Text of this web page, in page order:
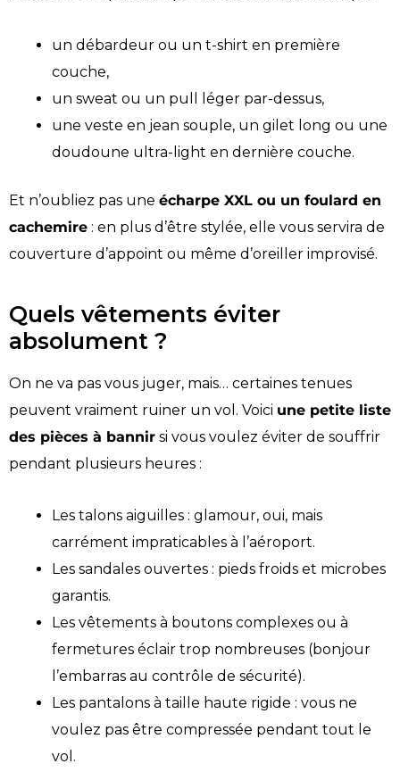
un débardeur ou un t-shirt en première
couche,
un sweat ou un pull léger par-dessus,
une veste en jean souple, un gilet long ou une
doudoune ultra-light en dernière couche.
Et n’oubliez pas une écharpe XXL ou un foulard en
cachemire : en plus d’être stylée, elle vous servira de
couverture d’appoint ou même d’oreiller improvisé.
Quels vêtements éviter
absolument ?
On ne va pas vous juger, mais… certaines tenues
peuvent vraiment ruiner un vol. Voici une petite liste
des pièces à bannir si vous voulez éviter de souffrir
pendant plusieurs heures :
Les talons aiguilles : glamour, oui, mais
carrément impraticables à l’aéroport.
Les sandales ouvertes : pieds froids et microbes
garantis.
Les vêtements à boutons complexes ou à
fermetures éclair trop nombreuses (bonjour
l’embarras au contrôle de sécurité).
Les pantalons à taille haute rigide : vous ne
voulez pas être compressée pendant tout le
vol.